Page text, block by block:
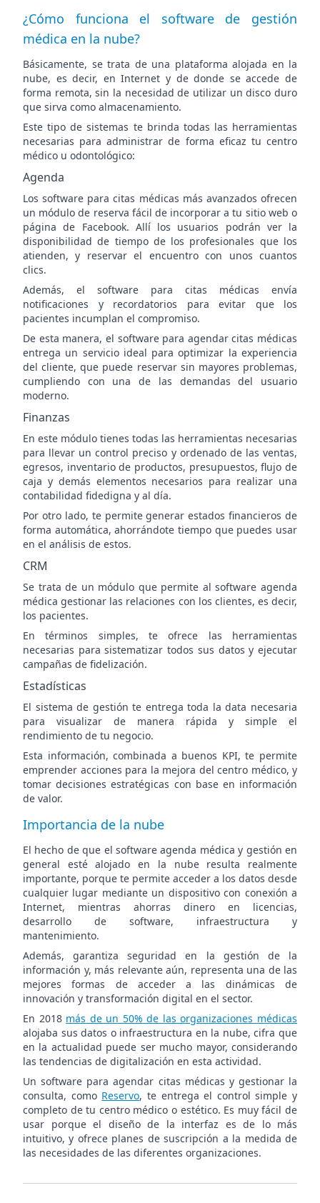
¿Cómo funciona el software de gestión
médica en la nube?
Básicamente, se trata de una plataforma alojada en la
nube, es decir, en Internet y de donde se accede de
forma remota, sin la necesidad de utilizar un disco duro
que sirva como almacenamiento.
Este tipo de sistemas te brinda todas las herramientas
necesarias para administrar de forma eficaz tu centro
médico u odontológico:
Agenda
Los software para citas médicas más avanzados ofrecen
un módulo de reserva fácil de incorporar a tu sitio web o
página de Facebook. Allí los usuarios podrán ver la
disponibilidad de tiempo de los profesionales que los
atienden, y reservar el encuentro con unos cuantos
clics.
Además, el software para citas médicas envía
notificaciones y recordatorios para evitar que los
pacientes incumplan el compromiso.
De esta manera, el software para agendar citas médicas
entrega un servicio ideal para optimizar la experiencia
del cliente, que puede reservar sin mayores problemas,
cumpliendo con una de las demandas del usuario
moderno.
Finanzas
En este módulo tienes todas las herramientas necesarias
para llevar un control preciso y ordenado de las ventas,
egresos, inventario de productos, presupuestos, flujo de
caja y demás elementos necesarios para realizar una
contabilidad fidedigna y al día.
Por otro lado, te permite generar estados financieros de
forma automática, ahorrándote tiempo que puedes usar
en el análisis de estos.
CRM
Se trata de un módulo que permite al software agenda
médica gestionar las relaciones con los clientes, es decir,
los pacientes.
En términos simples, te ofrece las herramientas
necesarias para sistematizar todos sus datos y ejecutar
campañas de fidelización.
Estadísticas
El sistema de gestión te entrega toda la data necesaria
para visualizar de manera rápida y simple el
rendimiento de tu negocio.
Esta información, combinada a buenos KPI, te permite
emprender acciones para la mejora del centro médico, y
tomar decisiones estratégicas con base en información
de valor.
Importancia de la nube
El hecho de que el software agenda médica y gestión en
general esté alojado en la nube resulta realmente
importante, porque te permite acceder a los datos desde
cualquier lugar mediante un dispositivo con conexión a
Internet, mientras ahorras dinero en licencias,
desarrollo de software, infraestructura y
mantenimiento.
Además, garantiza seguridad en la gestión de la
información y, más relevante aún, representa una de las
mejores formas de acceder a las dinámicas de
innovación y transformación digital en el sector.
En 2018 más de un 50% de las organizaciones médicas
alojaba sus datos o infraestructura en la nube, cifra que
en la actualidad puede ser mucho mayor, considerando
las tendencias de digitalización en esta actividad.
Un software para agendar citas médicas y gestionar la
consulta, como Reservo, te entrega el control simple y
completo de tu centro médico o estético. Es muy fácil de
usar porque el diseño de la interfaz es de lo más
intuitivo, y ofrece planes de suscripción a la medida de
las necesidades de las diferentes organizaciones.